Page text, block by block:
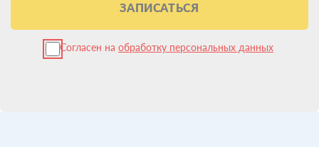
ЗАПИСАТЬСЯ
Согласен на обработку персональных данных